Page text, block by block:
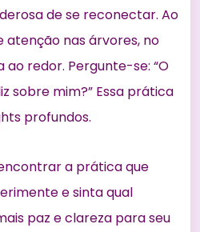
de se reconectar. Ao
atenção nas árvores, no
ao redor. Pergunte-se: “O
sobre mim?” Essa prática
profundos.
a prática que
e sinta qual
paz e clareza para seu